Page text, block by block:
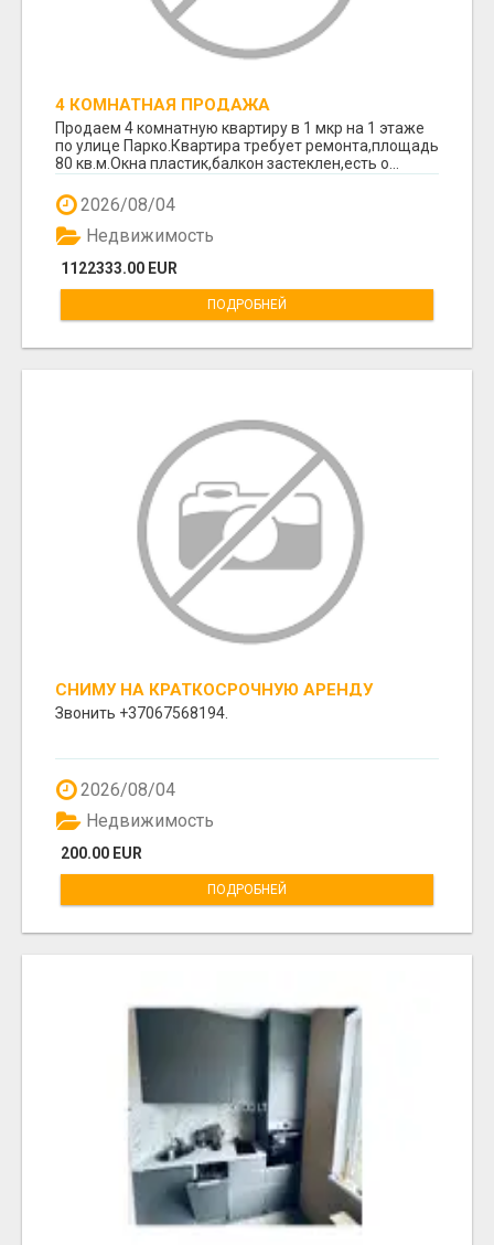
4 КОМНАТНАЯ ПРОДАЖА
Продаем 4 комнатную квартиру в 1 мкр на 1 этаже
по улице Парко.Квартира требует ремонта,площадь
80 кв.м.Окна пластик,балкон застеклен,есть о...
2026/08/04
1122333.00 EUR
Недвижимость
ПОДРОБНЕЙ
СНИМУ НА КРАТКОСРОЧНУЮ АРЕНДУ
КВАРТИРУ, ИЛИ ГОСТЕВОЙ НОМЕР С
УДОБСТВАМИ.
Звонить +37067568194.
2026/08/04
200.00 EUR
Недвижимость
ПОДРОБНЕЙ